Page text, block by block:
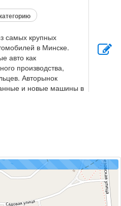
самых крупных
в Минске.
авто как
производства,
Авторынок
и новые машины в
и с полностью